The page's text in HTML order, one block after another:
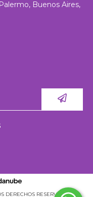
Buenos Aires,
DERECHOS RESERVADOS.